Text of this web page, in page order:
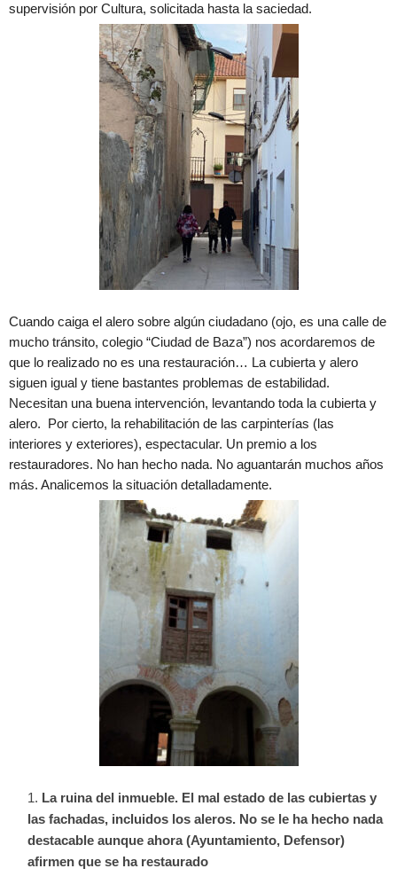
supervisión por Cultura, solicitada hasta la saciedad.
Cuando caiga el alero sobre algún ciudadano (ojo, es una calle de
mucho tránsito, colegio “Ciudad de Baza”) nos acordaremos de
que lo realizado no es una restauración… La cubierta y alero
siguen igual y tiene bastantes problemas de estabilidad.
Necesitan una buena intervención, levantando toda la cubierta y
alero. Por cierto, la rehabilitación de las carpinterías (las
interiores y exteriores), espectacular. Un premio a los
restauradores. No han hecho nada. No aguantarán muchos años
más. Analicemos la situación detalladamente.
La ruina del inmueble. El mal estado de las cubiertas y
las fachadas, incluidos los aleros. No se le ha hecho nada
destacable aunque ahora (Ayuntamiento, Defensor)
afirmen que se ha restaurado